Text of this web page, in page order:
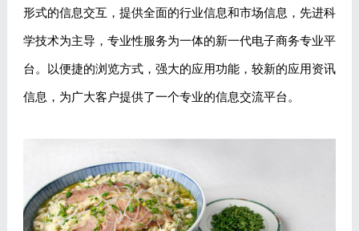
形式的信息交互，提供全面的行业信息和市场信息，先进科
学技术为主导，专业性服务为一体的新一代电子商务专业平
台。以便捷的浏览方式，强大的应用功能，较新的应用资讯
信息，为广大客户提供了一个专业的信息交流平台。